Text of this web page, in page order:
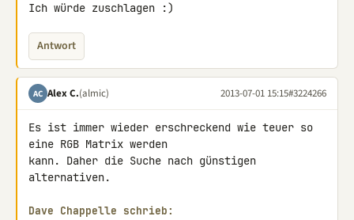
Ich würde zuschlagen :)
Antwort
AC Alex C.(almic) 2013-07-01 15:15#3224266
Es ist immer wieder erschreckend wie teuer so
eine RGB Matrix werden
kann. Daher die Suche nach günstigen
alternativen.
Dave Chappelle schrieb: